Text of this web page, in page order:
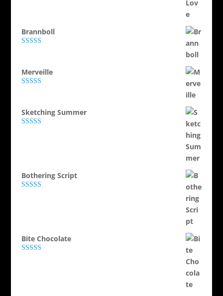
Brannboll
Merveille
Sketching Summer
Bothering Script
Bite Chocolate